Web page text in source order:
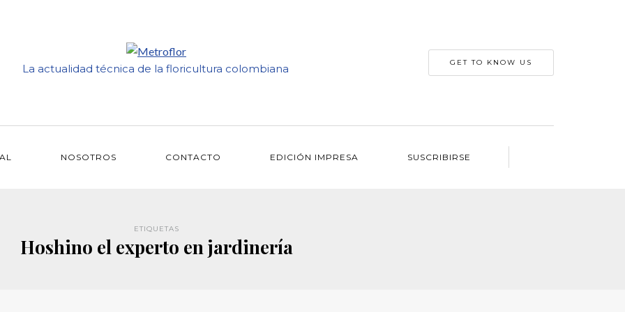
La actualidad técnica de la floricultura colombiana GET TO KNOW US
NOSOTROS CONTACTO EDICIÓN IMPRESA SUSCRIBIRSE
ETIQUETAS
Hoshino el experto en jardinería